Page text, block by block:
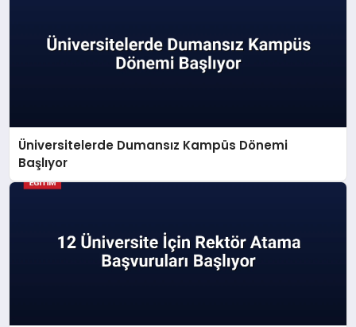
Üniversitelerde Dumansız Kampüs Dönemi
Başlıyor